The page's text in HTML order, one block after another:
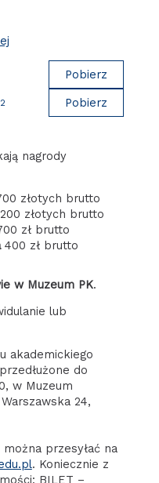
Pobierz
Pobierz
nagrody
złotych brutto
200 złotych brutto
zł brutto
400 zł brutto
w Muzeum PK.
lub
akademickiego
do
w Muzeum
24,
przesyłać na
. Koniecznie z
BILET –